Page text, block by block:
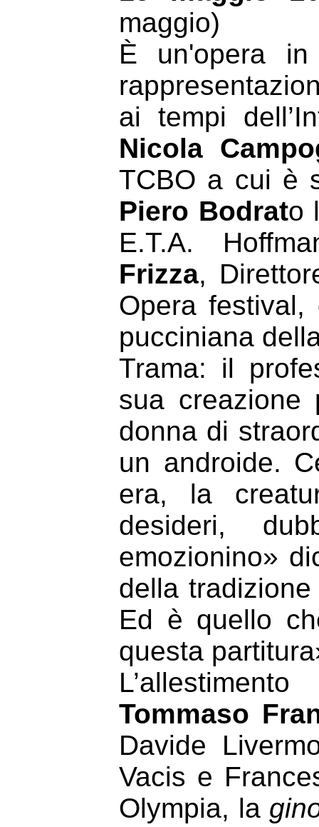
maggio)
È un'opera
ai tempi
Nicola
TCBO a cui è
Piero Bodrato
E.T.A.
Frizza,
Opera festival,
pucciniana
Trama: il
sua creazione
donna di
un androide.
era, la
desideri,
emozionino»
della
Ed è quello
questa
Tommaso
Davide
Vacis e
Olympia, la